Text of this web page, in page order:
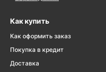
Как купить
Как оформить заказ
Покупка в кредит
Доставка